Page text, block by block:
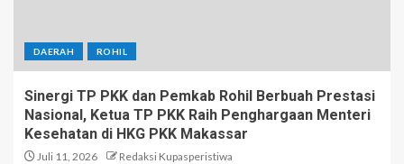
DAERAH ROHIL
Sinergi TP PKK dan Pemkab Rohil Berbuah Prestasi
Nasional, Ketua TP PKK Raih Penghargaan Menteri
Kesehatan di HKG PKK Makassar
Juli 11, 2026 Redaksi Kupasperistiwa